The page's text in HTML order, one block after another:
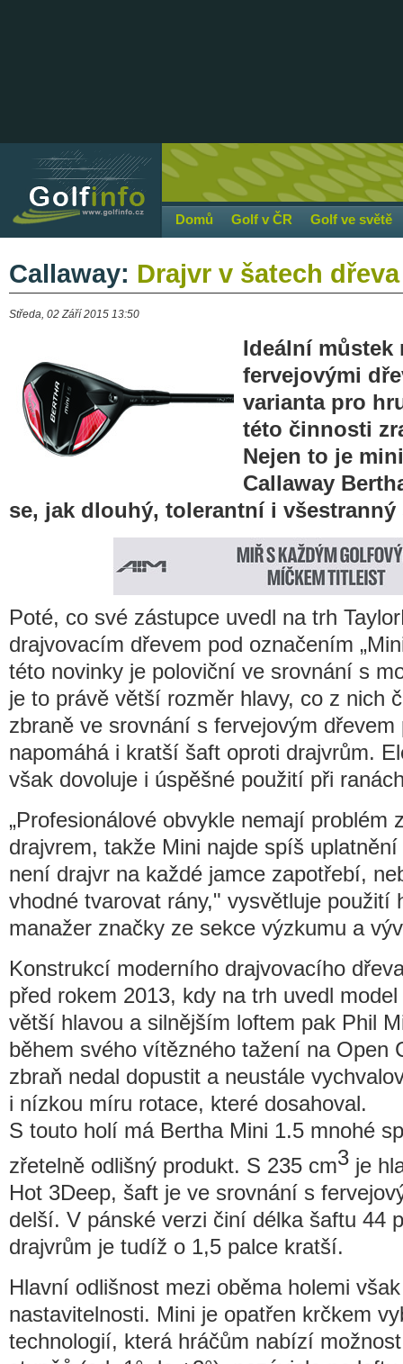
Domů Golf v ČR Golf ve světě
Callaway: Drajvr v šatech
Středa, 02 Září 2015 13:50
Ideální můstek
fervejovými
varianta pro
této činnosti
Nejen to je
Callaway
se, jak dlouhý, tolerantní i
Poté, co své zástupce uvedl na trh
drajvovacím dřevem pod označením
této novinky je poloviční ve srovnání s
je to právě větší rozměr hlavy, co z nich
zbraně ve srovnání s fervejovým
napomáhá i kratší šaft oproti drajvrům.
však dovoluje i úspěšné použití při
„Profesionálové obvykle nemají problém
drajvrem, takže Mini najde spíš
není drajvr na každé jamce zapotřebí,
vhodné tvarovat rány," vysvětluje použití
manažer značky ze sekce výzkumu a
Konstrukcí moderního drajvovacího
před rokem 2013, kdy na trh uvedl
větší hlavou a silnějším loftem pak Phil
během svého vítězného tažení na Open
zbraň nedal dopustit a neustále
i nízkou míru rotace, které dosahoval.
S touto holí má Bertha Mini 1.5 mnohé
zřetelně odlišný produkt. S 235 cm3 je
Hot 3Deep, šaft je ve srovnání s
delší. V pánské verzi činí délka šaftu 44
drajvrům je tudíž o 1,5 palce kratší.
Hlavní odlišnost mezi oběma holemi
nastavitelnosti. Mini je opatřen krčkem
technologií, která hráčům nabízí